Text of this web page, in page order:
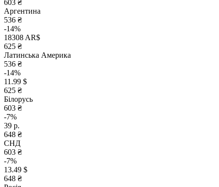
603 ₴
Аргентина
536 ₴
-14%
18308 AR$
625 ₴
Латинська Америка
536 ₴
-14%
11.99 $
625 ₴
Білорусь
603 ₴
-7%
39 р.
648 ₴
СНД
603 ₴
-7%
13.49 $
648 ₴